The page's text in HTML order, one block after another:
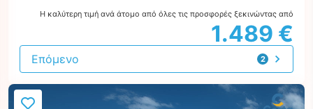
Η καλύτερη τιμή ανά άτομο από όλες τις προσφορές ξεκινώντας από
1.489 €
2
προτάσεις
Επόμενο